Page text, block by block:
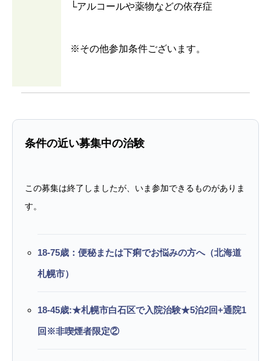
└アルコールや薬物などの依存症
※その他参加条件ございます。
条件の近い募集中の治験
この募集は終了しましたが、いま参加できるものがありま
す。
18-75歳：便秘または下痢でお悩みの方へ（北海道
札幌市）
18-45歳:★札幌市白石区で入院治験★5泊2回+通院1
回※非喫煙者限定②